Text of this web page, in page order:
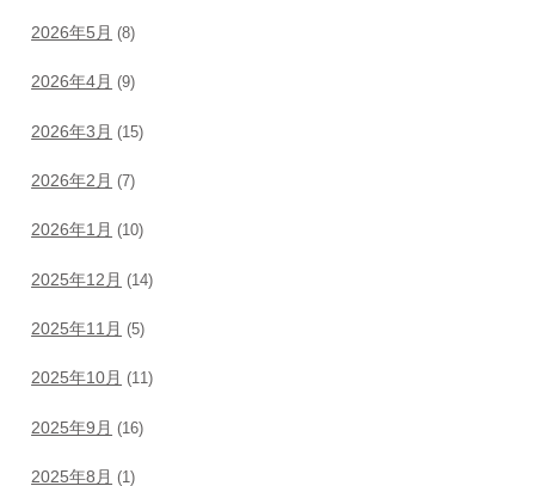
2026年5月 (8)
2026年4月 (9)
2026年3月 (15)
2026年2月 (7)
2026年1月 (10)
2025年12月 (14)
2025年11月 (5)
2025年10月 (11)
2025年9月 (16)
2025年8月 (1)